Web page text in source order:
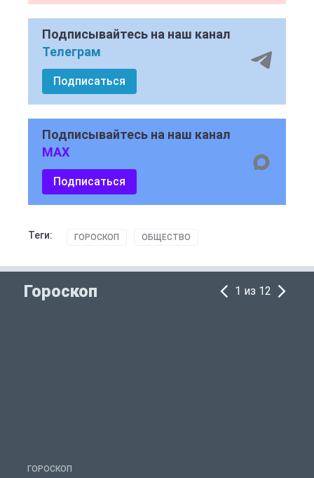
Подписывайтесь на наш канал
Телеграм
Подписаться
Подписывайтесь на наш канал
MAX
Подписаться
Теги: ГОРОСКОП ОБЩЕСТВО
Гороскоп 1 из 12
ГОРОСКОП